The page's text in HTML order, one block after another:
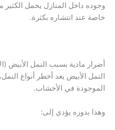
وجوده داخل المنازل يحمل الكثير
خاصة عند انتشاره بكثرة.
أضرار مادية بسبب النمل الأبيض
النمل الأبيض يعد أخطر أنواع
الموجودة في الأخشاب.
وهذا بدوره يؤدي إلى: